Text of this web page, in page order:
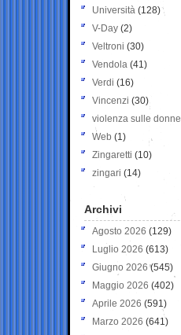
Università (128)
V-Day (2)
Veltroni (30)
Vendola (41)
Verdi (16)
Vincenzi (30)
violenza sulle donne
Web (1)
Zingaretti (10)
zingari (14)
Archivi
Agosto 2026 (129)
Luglio 2026 (613)
Giugno 2026 (545)
Maggio 2026 (402)
Aprile 2026 (591)
Marzo 2026 (641)